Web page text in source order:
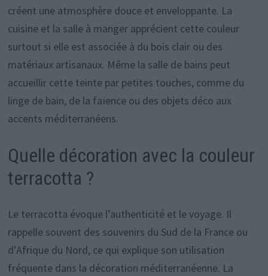
créent une atmosphère douce et enveloppante. La
cuisine et la salle à manger apprécient cette couleur
surtout si elle est associée à du bois clair ou des
matériaux artisanaux. Même la salle de bains peut
accueillir cette teinte par petites touches, comme du
linge de bain, de la faïence ou des objets déco aux
accents méditerranéens.
Quelle décoration avec la couleur
terracotta ?
Le terracotta évoque l’authenticité et le voyage. Il
rappelle souvent des souvenirs du Sud de la France ou
d’Afrique du Nord, ce qui explique son utilisation
fréquente dans la décoration méditerranéenne. La